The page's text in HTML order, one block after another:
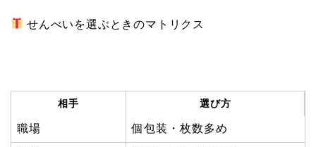
せんべいを選ぶときのマトリクス
相手 選び方
職場 個包装・枚数多め